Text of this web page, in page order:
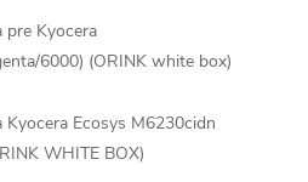
pre Kyocera
6000) (ORINK white box)
Ecosys M6230cidn
WHITE BOX)